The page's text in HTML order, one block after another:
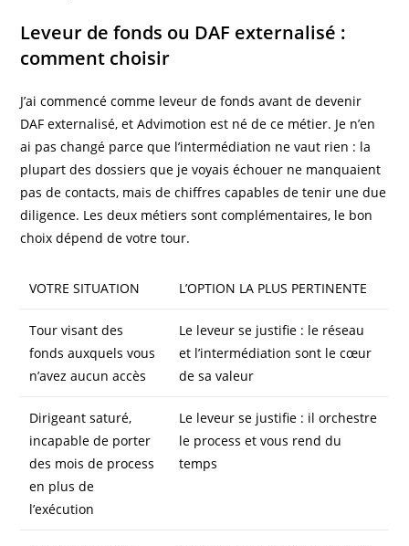
Leveur de fonds ou DAF externalisé :
comment choisir
J’ai commencé comme leveur de fonds avant de devenir
DAF externalisé, et Advimotion est né de ce métier. Je n’en
ai pas changé parce que l’intermédiation ne vaut rien : la
plupart des dossiers que je voyais échouer ne manquaient
pas de contacts, mais de chiffres capables de tenir une due
diligence. Les deux métiers sont complémentaires, le bon
choix dépend de votre tour.
VOTRE SITUATION L’OPTION LA PLUS PERTINENTE
Tour visant des
fonds auxquels vous
n’avez aucun accès
Le leveur se justifie : le réseau
et l’intermédiation sont le cœur
de sa valeur
Dirigeant saturé,
incapable de porter
des mois de process
en plus de
l’exécution
Le leveur se justifie : il orchestre
le process et vous rend du
temps